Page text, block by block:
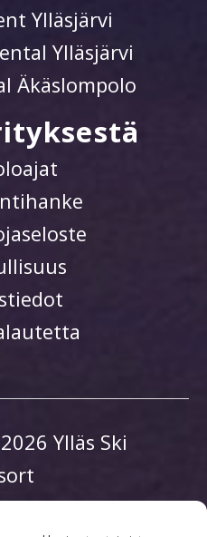
Ylläsjärvi
Ylläsjärvi
Äkäslompolo
Ylläs Ski